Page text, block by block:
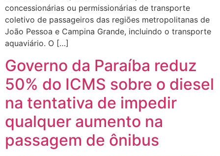
concessionárias ou permissionárias de transporte
coletivo de passageiros das regiões metropolitanas de
João Pessoa e Campina Grande, incluindo o transporte
aquaviário. O […]
Governo da Paraíba reduz
50% do ICMS sobre o diesel
na tentativa de impedir
qualquer aumento na
passagem de ônibus